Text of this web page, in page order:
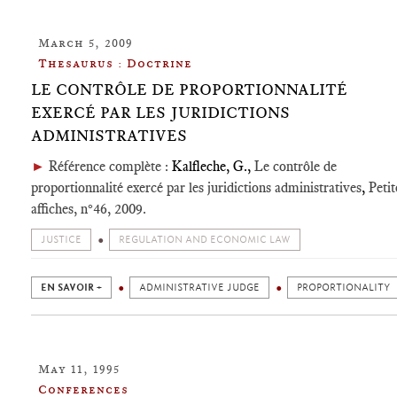
March 5, 2009
Thesaurus : Doctrine
LE CONTRÔLE DE PROPORTIONNALITÉ
EXERCÉ PAR LES JURIDICTIONS
ADMINISTRATIVES
► Référence complète : Kalfleche, G., Le contrôle de
proportionnalité exercé par les juridictions administratives,
affiches, n°46, 2009.
JUSTICE REGULATION AND ECONOMIC LAW
EN SAVOIR + ADMINISTRATIVE JUDGE PROPORTIONALITY
May 11, 1995
Conferences